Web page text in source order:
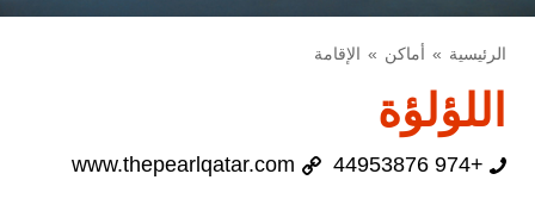
الرئيسية أماكن الإقامة
اللؤلؤة
+974 44953876
www.thepearlqatar.com